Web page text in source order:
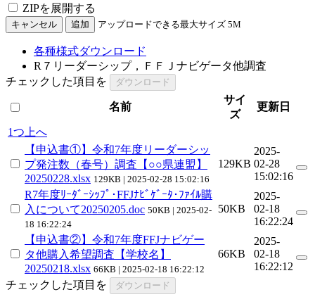
ZIPを展開する
キャンセル 追加 アップロードできる最大サイズ 5M
各種様式ダウンロード
R７リーダーシップ，ＦＦＪナビゲータ他調査
チェックした項目を
ダウンロード
名前
サイ
ズ
更新日
1つ上へ
【申込書①】令和7年度リーダーシッ
プ発注数（春号）調査【○○県連盟】
20250228.xlsx 129KB | 2025-02-28 15:02:16
129KB
2025-
02-28
15:02:16
R7年度ﾘｰﾀﾞｰｼｯﾌﾟ･FFJﾅﾋﾞｹﾞｰﾀ･ﾌｧｲﾙ購
入について20250205.doc 50KB | 2025-02-
18 16:22:24
50KB
2025-
02-18
16:22:24
【申込書②】令和7年度FFJナビゲー
タ他購入希望調査【学校名】
20250218.xlsx 66KB | 2025-02-18 16:22:12
66KB
2025-
02-18
16:22:12
チェックした項目を
ダウンロード